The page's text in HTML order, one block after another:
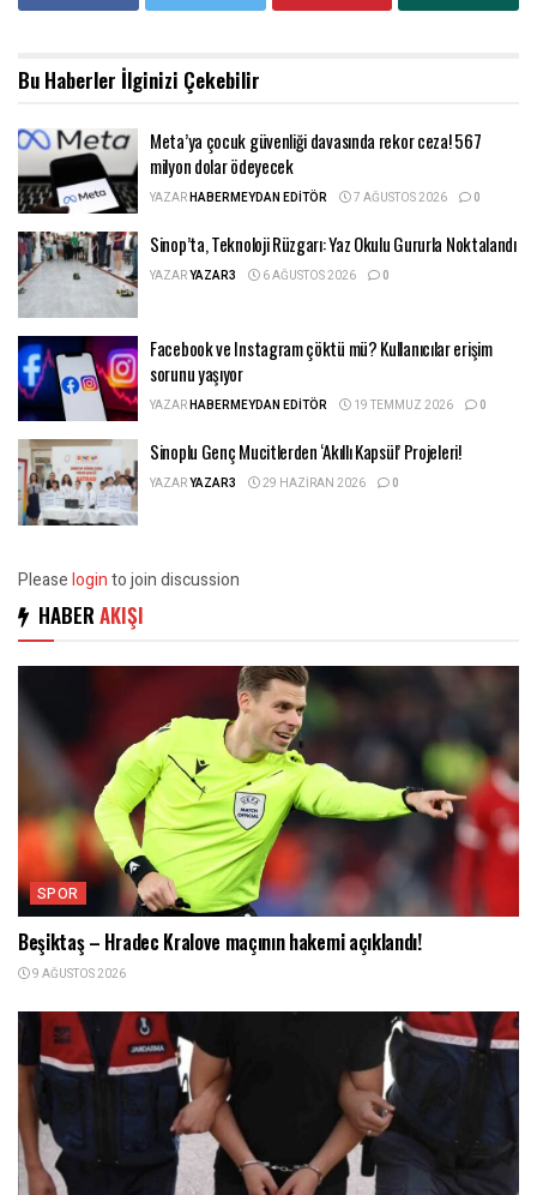
Bu Haberler İlginizi Çekebilir
Meta’ya çocuk güvenliği davasında rekor ceza! 567
milyon dolar ödeyecek
YAZARHABERMEYDAN EDITÖR 7 AĞUSTOS 2026 0
Sinop’ta, Teknoloji Rüzgarı: Yaz Okulu Gururla Noktalandı
YAZARYAZAR3 6 AĞUSTOS 2026 0
Facebook ve Instagram çöktü mü? Kullanıcılar erişim
sorunu yaşıyor
YAZARHABERMEYDAN EDITÖR 19 TEMMUZ 2026 0
Sinoplu Genç Mucitlerden ‘Akıllı Kapsül’ Projeleri!
YAZARYAZAR3 29 HAZIRAN 2026 0
Pleaseloginto join discussion
HABER AKIŞI
SPOR
Beşiktaş – Hradec Kralove maçının hakemi açıklandı!
9 AĞUSTOS 2026